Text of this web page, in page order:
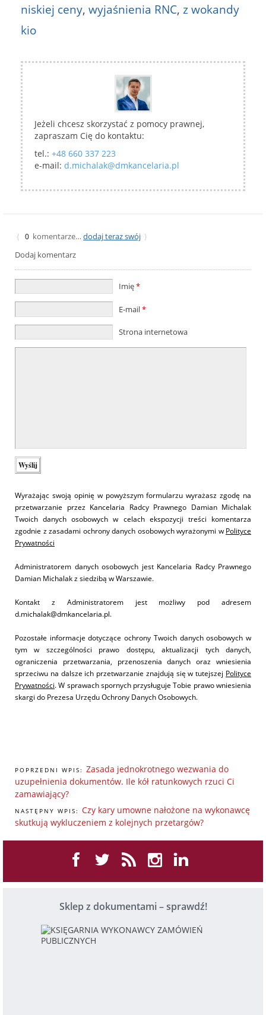
niskiej ceny, wyjaśnienia RNC, z wokandy
kio
Jeżeli chcesz skorzystać z pomocy prawnej,
zapraszam Cię do kontaktu:
tel.: +48 660 337 223
e-mail: d.michalak@dmkancelaria.pl
{ 0 komentarze… dodaj teraz swój }
Dodaj komentarz
Imię*
E-mail*
Strona internetowa
Wyrażając swoją opinię w powyższym formularzu wyrażasz zgodę na
przetwarzanie przez Kancelaria Radcy Prawnego Damian Michalak
Twoich danych osobowych w celach ekspozycji treści komentarza
zgodnie z zasadami ochrony danych osobowych wyrażonymi w Polityce
Prywatności
Administratorem danych osobowych jest Kancelaria Radcy Prawnego
Damian Michalak z siedzibą w Warszawie.
Kontakt z Administratorem jest możliwy pod adresem
d.michalak@dmkancelaria.pl.
Pozostałe informacje dotyczące ochrony Twoich danych osobowych w
tym w szczególności prawo dostępu, aktualizacji tych danych,
ograniczenia przetwarzania, przenoszenia danych oraz wniesienia
sprzeciwu na dalsze ich przetwarzanie znajdują się w tutejszej Polityce
Prywatności. W sprawach spornych przysługuje Tobie prawo wniesienia
skargi do Prezesa Urzędu Ochrony Danych Osobowych.
POPRZEDNI WPIS: Zasada jednokrotnego wezwania do
uzupełnienia dokumentów. Ile kół ratunkowych rzuci Ci
zamawiający?
NASTĘPNY WPIS: Czy kary umowne nałożone na wykonawcę
skutkują wykluczeniem z kolejnych przetargów?
Sklep z dokumentami – sprawdź!